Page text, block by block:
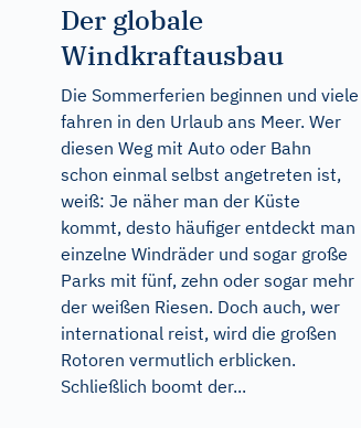
Der globale
Windkraftausbau
Die Sommerferien beginnen und viele
fahren in den Urlaub ans Meer. Wer
diesen Weg mit Auto oder Bahn
schon einmal selbst angetreten ist,
weiß: Je näher man der Küste
kommt, desto häufiger entdeckt man
einzelne Windräder und sogar große
Parks mit fünf, zehn oder sogar mehr
der weißen Riesen. Doch auch, wer
international reist, wird die großen
Rotoren vermutlich erblicken.
Schließlich boomt der...